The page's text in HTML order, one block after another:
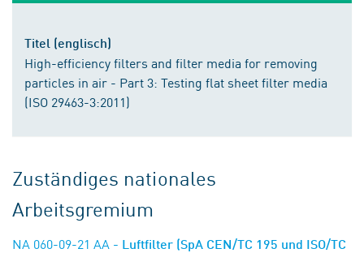
Titel (englisch)
High-efficiency filters and filter media for removing
particles in air - Part 3: Testing flat sheet filter media
(ISO 29463-3:2011)
Zuständiges nationales
Arbeitsgremium
NA 060-09-21 AA - Luftfilter (SpA CEN/TC 195 und ISO/TC